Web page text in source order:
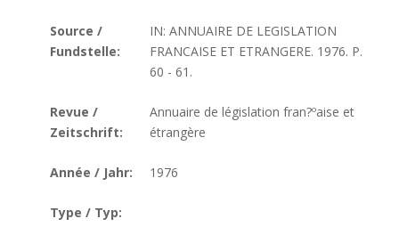
Source /
Fundstelle:
IN: ANNUAIRE DE LEGISLATION
FRANCAISE ET ETRANGERE. 1976. P.
60 - 61.
Revue /
Zeitschrift:
Annuaire de législation fran?ºaise et
étrangère
Année / Jahr: 1976
Type / Typ: